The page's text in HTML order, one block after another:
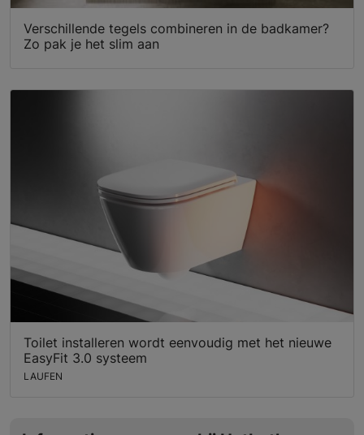
Verschillende tegels combineren in de badkamer?
Zo pak je het slim aan
Toilet installeren wordt eenvoudig met het nieuwe
EasyFit 3.0 systeem
LAUFEN